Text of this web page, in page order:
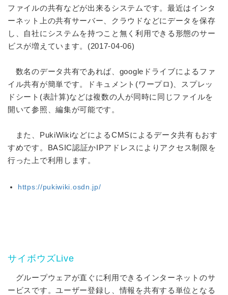
ファイルの共有などが出来るシステムです。最近はインタ
ーネット上の共有サーバー、クラウドなどにデータを保存
し、自社にシステムを持つこと無く利用できる形態のサー
ビスが増えています。(2017-04-06)
数名のデータ共有であれば、googleドライブによるファ
イル共有が簡単です。ドキュメント(ワープロ)、スプレッ
ドシート(表計算)などは複数の人が同時に同じファイルを
開いて参照、編集が可能です。
また、PukiWikiなどによるCMSによるデータ共有もおす
すめです。BASIC認証かIPアドレスによりアクセス制限を
行った上で利用します。
https://pukiwiki.osdn.jp/
サイボウズLive
グループウェアが直ぐに利用できるインターネットのサ
ービスです。ユーザー登録し、情報を共有する単位となる